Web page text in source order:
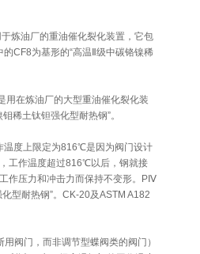
炼油厂的重油催化裂化装置，它包
CF8为基形的“高温Ⅱ级中碳铬镍稀
在炼油厂的大型重油催化裂化装
稀土钛钽强化型耐热钢”。
度上限定为816℃是因为阀门设计
工作温度超过816℃以后，钢就接
作压力和冲击力而保持不变形。PⅣ
型耐热钢”。CK-20及ASTM A182
阀门，而非调节型蝶阀类的阀门）